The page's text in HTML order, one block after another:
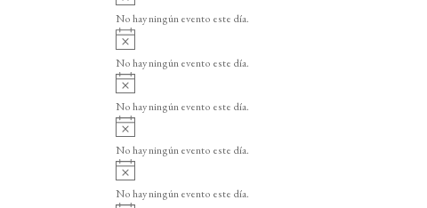
o
v
i
o
No hay ningún evento este día.
A
v
i
o
No hay ningún evento este día.
A
v
i
o
No hay ningún evento este día.
A
v
i
o
No hay ningún evento este día.
v
i
No hay ningún evento este día.